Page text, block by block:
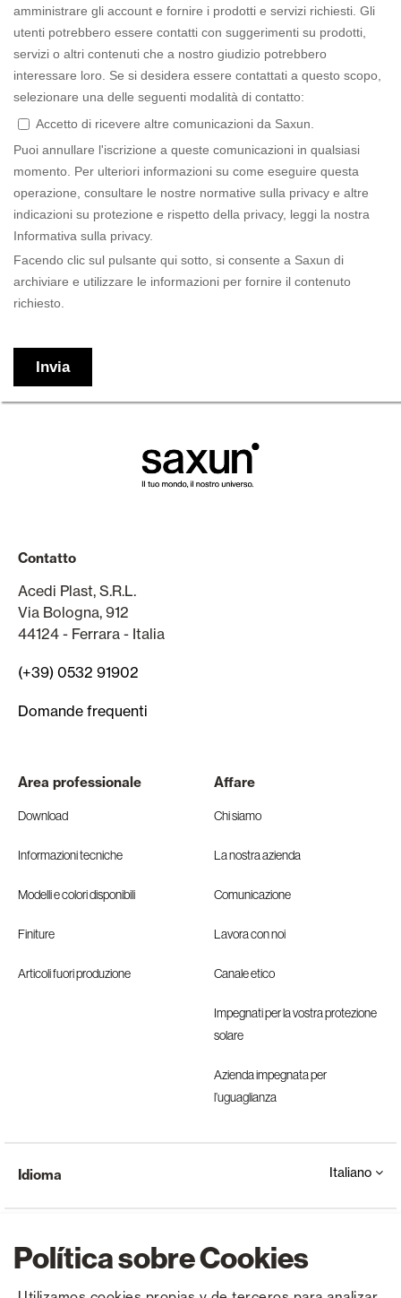
Política sobre Cookies
Contatto
Acedi Plast, S.R.L.
Via Bologna, 912
44124 - Ferrara - Italia
(+39) 0532 91902
Domande frequenti
Area professionale
Download
Informazioni tecniche
Modelli e colori disponibili
Finiture
Articoli fuori produzione
Affare
Chi siamo
La nostra azienda
Comunicazione
Lavora con noi
Canale etico
Impegnati per la vostra protezione
solare
Azienda impegnata per
l’uguaglianza
Idioma Italiano